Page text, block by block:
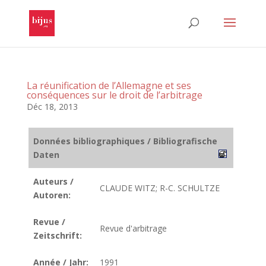
La réunification de l’Allemagne et ses
conséquences sur le droit de l’arbitrage
Déc 18, 2013
Données bibliographiques / Bibliografische
Daten
Auteurs /
Autoren:
CLAUDE WITZ; R-C. SCHULTZE
Revue /
Zeitschrift:
Revue d'arbitrage
Année / Jahr: 1991